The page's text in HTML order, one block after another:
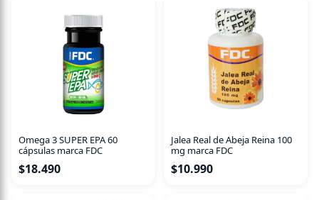
Omega 3 SUPER EPA 60
cápsulas marca FDC
$18.490
Jalea Real de Abeja Reina 100
mg marca FDC
$10.990